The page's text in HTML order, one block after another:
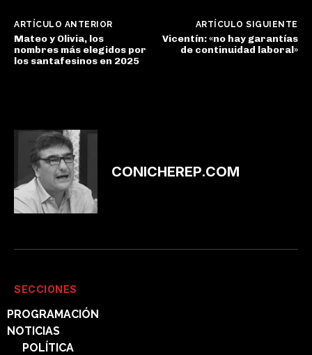
ARTÍCULO ANTERIOR
Mateo y Olivia, los
nombres más elegidos por
los santafesinos en 2025
ARTÍCULO SIGUIENTE
Vicentín: «no hay garantías
de continuidad laboral»
CONICHEREP.COM
SECCIONES
PROGRAMACIÓN
NOTICIAS
POLÍTICA